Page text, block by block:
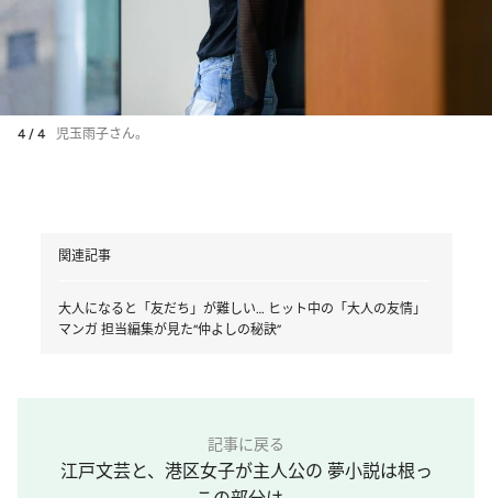
4 / 4 児玉雨子さん。
関連記事
大人になると「友だち」が難しい… ヒット中の「大人の友情」
マンガ 担当編集が見た“仲よしの秘訣”
記事に戻る
江戸文芸と、港区女子が主人公の 夢小説は根っ